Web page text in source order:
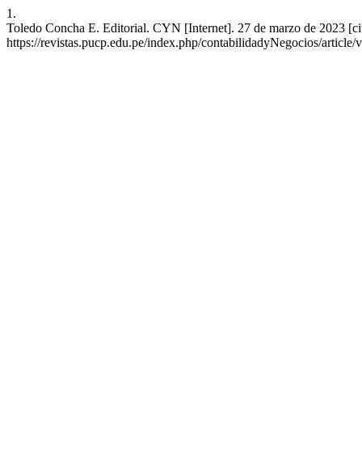
1.
Toledo Concha E. Editorial. CYN [Internet]. 27 de marzo de 2023
https://revistas.pucp.edu.pe/index.php/contabilidadyNegocios/article/